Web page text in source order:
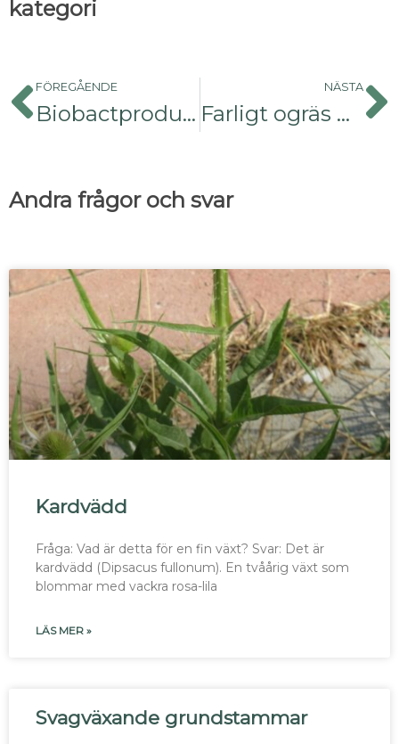
kategori
FÖREGÅENDE
Biobactprodukter
NÄSTA
Farligt ogräs blir gödsel
Andra frågor och svar
Kardvädd
Fråga: Vad är detta för en fin växt? Svar: Det är
kardvädd (Dipsacus fullonum). En tvåårig växt som
blommar med vackra rosa-lila
LÄS MER »
Svagväxande grundstammar